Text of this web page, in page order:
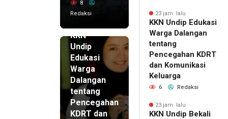
8
Redaksi
KKN
Undip
Edukasi
Warga
Dalangan
tentang
Pencegahan
KDRT dan
23 jam lalu
KKN Undip Edukasi
Warga Dalangan
tentang
Pencegahan KDRT
dan Komunikasi
Keluarga
6 Redaksi
23 jam lalu
KKN Undip Bekali